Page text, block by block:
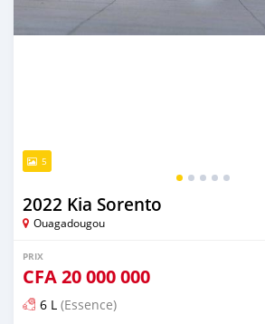
5
2022 Kia Sorento
Ouagadougou
PRIX
CFA20 000 000
6 L (Essence)